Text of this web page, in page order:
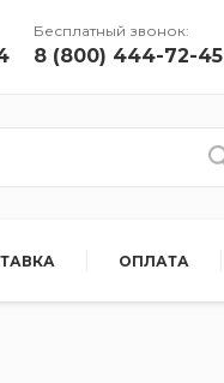
Бесплатный звонок:
8 (800) 444-72-45
ОПЛАТА